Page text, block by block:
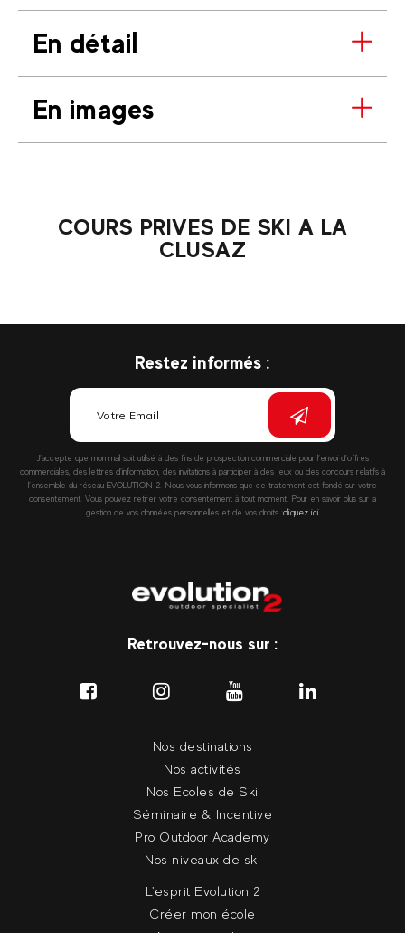
En détail
En images
COURS PRIVES DE SKI A LA
CLUSAZ
Restez informés :
J’accepte que mon mail soit utilisé à des fins de prospection commerciale pour l’envoi d’offres
commerciales, des lettres d’information, des invitations à participer à des jeux ou des concours relatifs à
l’ensemble du réseau EVOLUTION 2. Nous vous informons que ce traitement est fondé sur votre
consentement. Vous pouvez retirer votre consentement à tout moment. Pour en savoir plus sur la
gestion de vos données personnelles et de vos droits :cliquez ici
Retrouvez-nous sur :
Nos destinations
Nos activités
Nos Ecoles de Ski
Séminaire & Incentive
Pro Outdoor Academy
Nos niveaux de ski
L'esprit Evolution 2
Créer mon école